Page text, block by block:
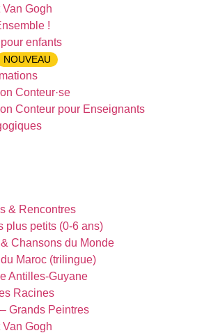
Gogh
!
enfants
NOUVEAU
Conteur·se
Conteur pour Enseignants
& Rencontres
plus petits (0-6 ans)
Chansons du Monde
Maroc (trilingue)
Antilles-Guyane
Racines
Grands Peintres
Gogh